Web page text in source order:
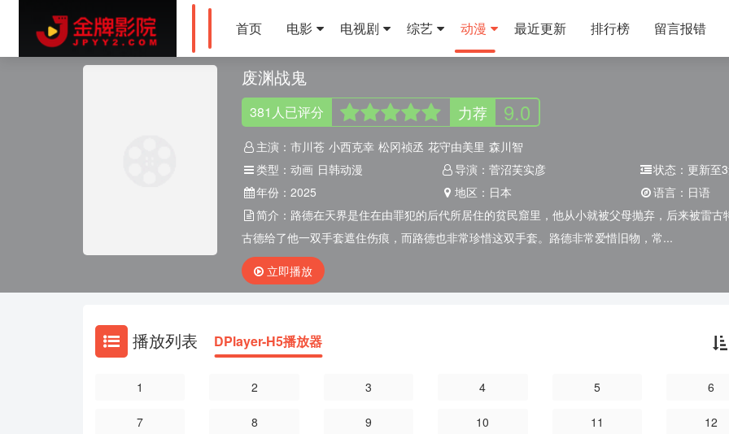
首页 电影 电视剧 综艺 动漫 最近更新 排行榜 留言报错
废渊战鬼
381 人已评分 力荐 9.0
主演： 市川苍 小西克幸 松冈祯丞 花守由美里 森川智
类型： 动画 日韩动漫 导演： 菅沼芙实彦 状态： 更新至
年份： 2025 地区： 日本 语言： 日语
简介： 路德在天界是住在由罪犯的后代所居住的贫民窟里，他从小就被父母抛弃，后来被雷
古德给了他一双手套遮住伤痕，而路德也非常珍惜这双手套。路德非常爱惜旧物，常...
立即播放
播放列表 DPlayer-H5播放器
1 2 3 4 5 6
7 8 9 10 11 12